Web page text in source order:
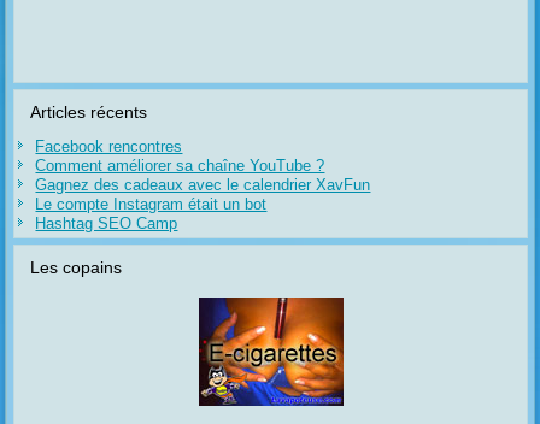
Articles récents
Facebook rencontres
Comment améliorer sa chaîne YouTube ?
Gagnez des cadeaux avec le calendrier XavFun
Le compte Instagram était un bot
Hashtag SEO Camp
Les copains